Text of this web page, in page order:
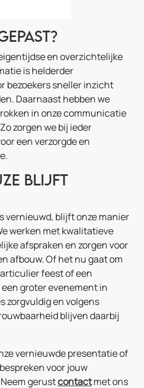
en overzichtelijke
is helderder
bezoekers sneller inzicht
Daarnaast hebben we
in onze communicatie
zorgen we bij ieder
een verzorgde en
blijft
vernieuwd, blijft onze manier
werken met kwalitatieve
afspraken en zorgen voor
afbouw. Of het nu gaat om
feest of een
groter evenement in
zorgvuldig en volgens
blijven daarbij
vernieuwde presentatie of
voor jouw
gerustcontactmet ons